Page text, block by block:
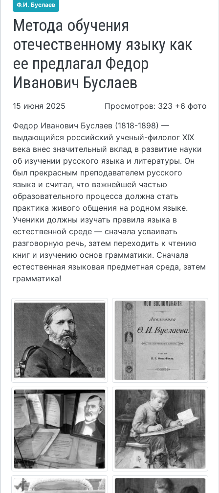
Ф.И. Буслаев
Метода обучения
отечественному языку как
ее предлагал Федор
Иванович Буслаев
15 июня 2025
Просмотров: 323 +6 фото
Федор Иванович Буслаев (1818-1898) —
выдающийся российский ученый-филолог XIX
века внес значительный вклад в развитие науки
об изучении русского языка и литературы. Он
был прекрасным преподавателем русского
языка и считал, что важнейшей частью
образовательного процесса должна стать
практика живого общения на родном языке.
Ученики должны изучать правила языка в
естественной среде — сначала усваивать
разговорную речь, затем переходить к чтению
книг и изучению основ грамматики. Сначала
естественная языковая предметная среда, затем
грамматика!